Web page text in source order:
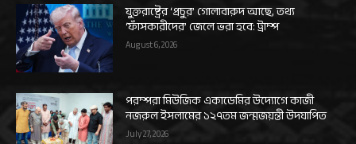
যুক্তরাষ্ট্রের ‘প্রচুর’ গোলাবারুদ আছে, তথ্য
‘ফাঁসকারীদের’ জেলে ভরা হবে: ট্রাম্প
August 6, 2026
পরম্পরা মিউজিক একাডেমির উদ্যোগে কাজী
নজরুল ইসলামের ১২৭তম জন্মজয়ন্তী উদযাপিত
July 27, 2026